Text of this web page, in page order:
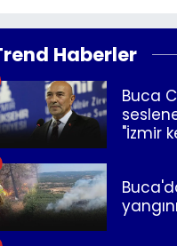
Haberler
Buca
"İzmir